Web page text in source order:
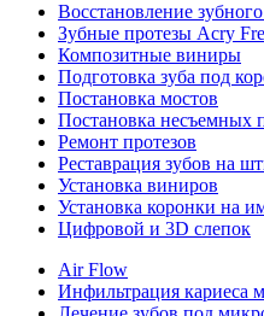
Восстановление
Зубные протезы Acry
Композитные виниры
Подготовка зуба под
Постановка мостов
Постановка несъемных
Ремонт протезов
Реставрация зубов на
Установка виниров
Установка коронки на
Цифровой и 3D слепок
Air Flow
Инфильтрация кариеса